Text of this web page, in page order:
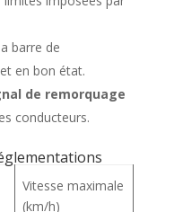
barre de
en bon état.
de remorquage
conducteurs.
Vitesse maximale
(km/h)